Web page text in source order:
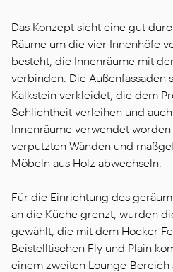
Das Konzept sieht eine gut
Räume um die vier Innenhöfe
besteht, die Innenräume mit
verbinden. Die Außenfassaden
Kalkstein verkleidet, die dem
Schlichtheit verleihen und
Innenräume verwendet
verputzten Wänden und
Möbeln aus Holz abwechseln.
Für die Einrichtung des
an die Küche grenzt, wurden
gewählt, die mit dem Hocker
Beistelltischen Fly und Plain
einem zweiten Lounge-